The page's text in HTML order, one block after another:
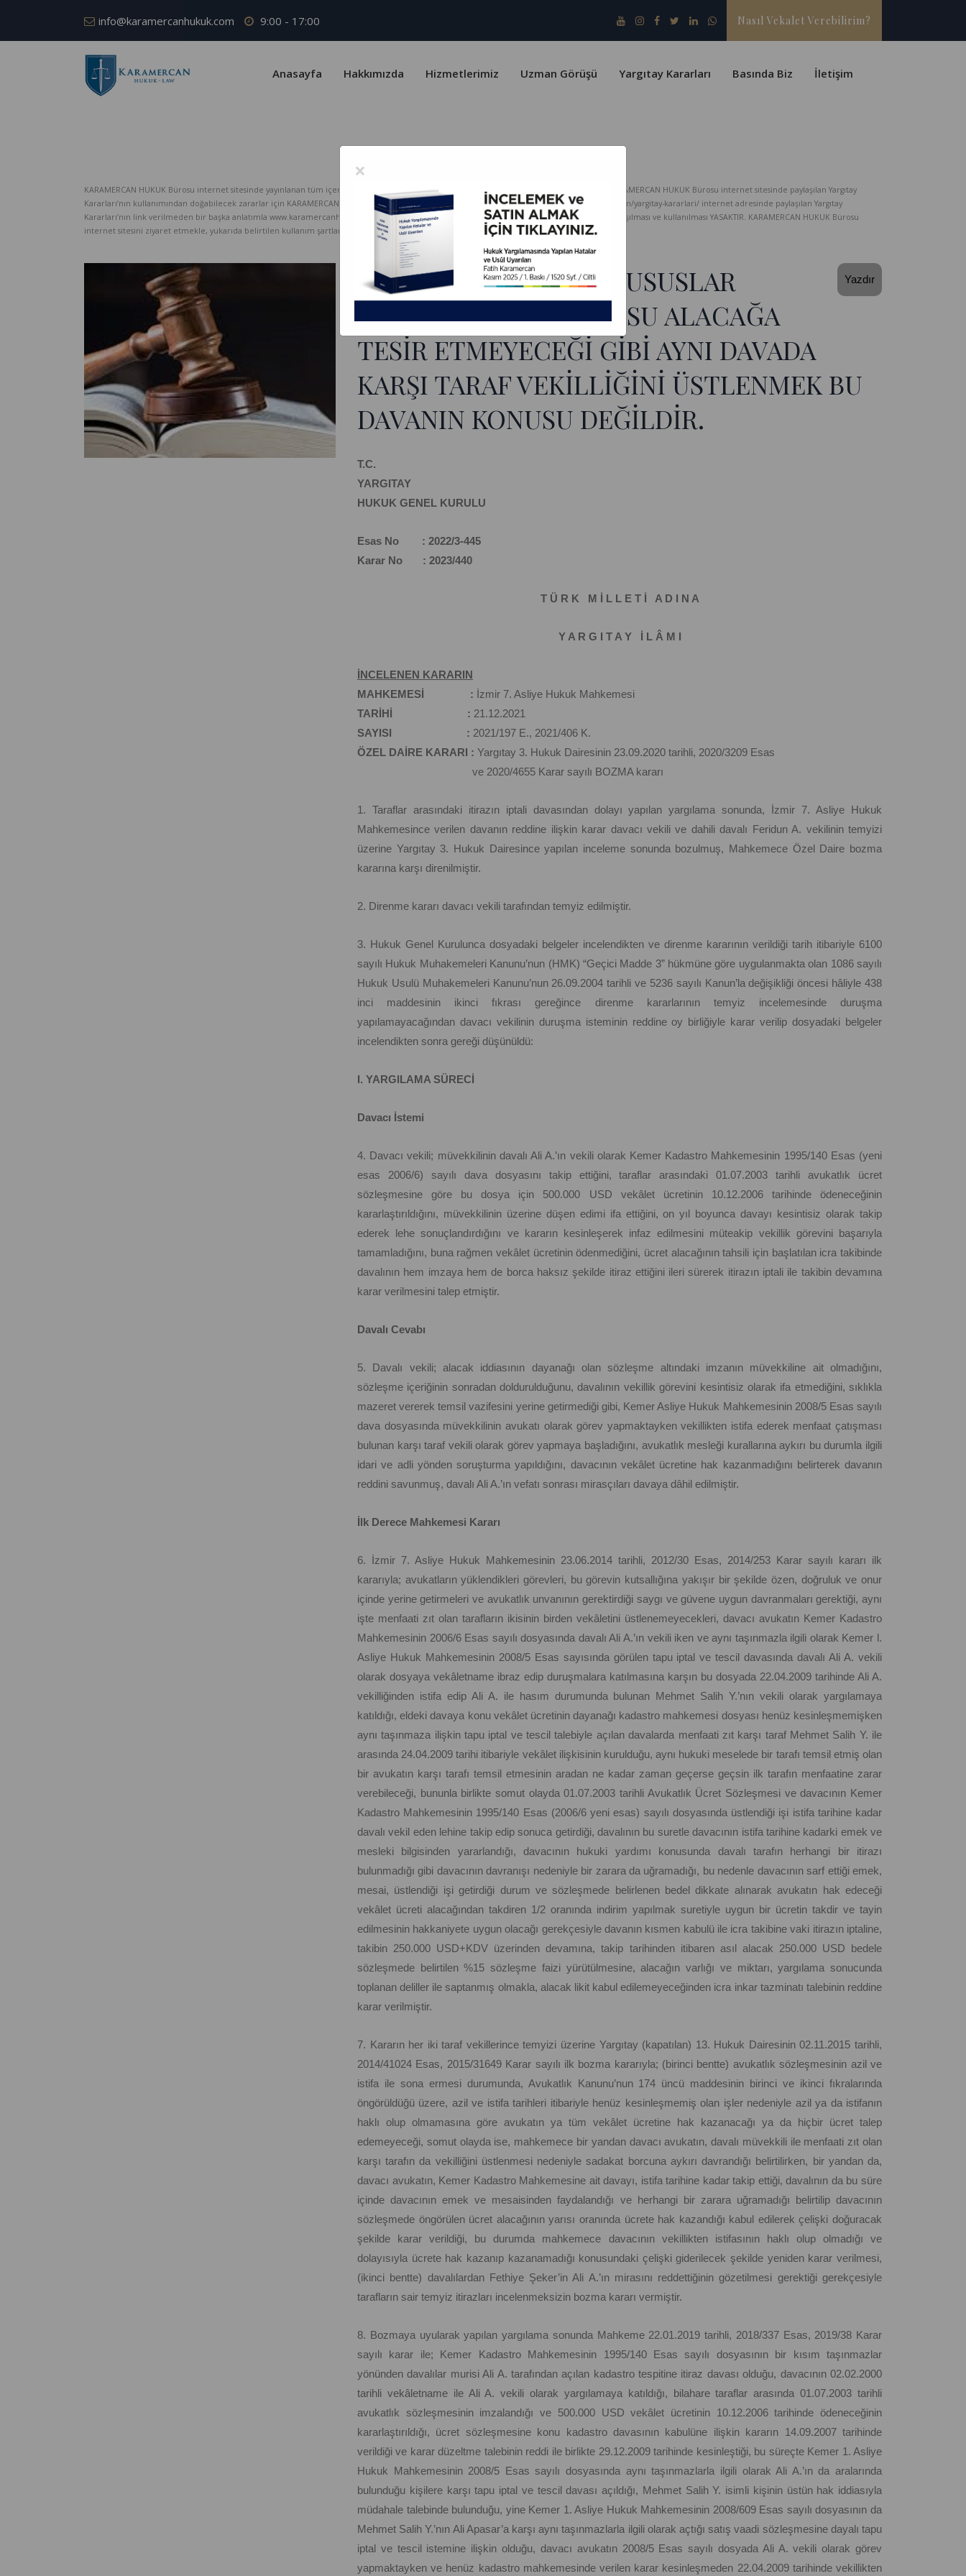
info@karamercanhukuk.com 9:00 - 17:00 Nasıl Vekalet Verebilirim?
Anasayfa Hakkımızda Hizmetlerimiz Uzman Görüşü Yargıtay Kararları Basında Biz İletişim
KARAMERCAN HUKUK Bürosu internet sitesinde yayınlanan tüm içerik telif yasaları ve Türk Patent Enstitüsü kapsamında koruma altındadır. KARAMERCAN HUKUK Bürosu internet sitesinde paylaşılan Yargıtay
Kararları’nın kullanımından doğabilecek zararlar için KARAMERCAN HUKUK Bürosu hiçbir sorumluluk kabul etmez. www.karamercanhukuk.com/yargitay-kararlari/ internet adresinde paylaşılan Yargıtay
Kararları’nın link verilmeden bir başka anlatımla www.karamercanhukuk.com internet adresinden alındığı belirtilmeksizin kopyalanması, paylaşılması ve kullanılması YASAKTIR. KARAMERCAN HUKUK Bürosu
internet sitesini ziyaret etmekle, yukarıda belirtilen kullanım şartlarını kabul etmiş sayılırsınız.
Yazdır
İSTİFADAN SONRAKİ HUSUSLAR
MUACCEL DAVA KONUSU ALACAĞA
TESİR ETMEYECEĞİ GİBİ AYNI DAVADA
KARŞI TARAF VEKİLLİĞİNİ ÜSTLENMEK BU
DAVANIN KONUSU DEĞİLDİR.
T.C.
YARGITAY
HUKUK GENEL KURULU
Esas No : 2022/3-445
Karar No : 2023/440
T Ü R K M İ L L E T İ A D I N A
Y A R G I T A Y İ L Â M I
İNCELENEN KARARIN
MAHKEMESİ : İzmir 7. Asliye Hukuk Mahkemesi
TARİHİ : 21.12.2021
SAYISI : 2021/197 E., 2021/406 K.
ÖZEL DAİRE KARARI : Yargıtay 3. Hukuk Dairesinin 23.09.2020 tarihli, 2020/3209 Esas
ve 2020/4655 Karar sayılı BOZMA kararı
1. Taraflar arasındaki itirazın iptali davasından dolayı yapılan yargılama sonunda, İzmir 7. Asliye Hukuk
Mahkemesince verilen davanın reddine ilişkin karar davacı vekili ve dahili davalı Feridun A. vekilinin temyizi
üzerine Yargıtay 3. Hukuk Dairesince yapılan inceleme sonunda bozulmuş, Mahkemece Özel Daire bozma
kararına karşı direnilmiştir.
2. Direnme kararı davacı vekili tarafından temyiz edilmiştir.
3. Hukuk Genel Kurulunca dosyadaki belgeler incelendikten ve direnme kararının verildiği tarih itibariyle 6100
sayılı Hukuk Muhakemeleri Kanunu’nun (HMK) “Geçici Madde 3” hükmüne göre uygulanmakta olan 1086 sayılı
Hukuk Usulü Muhakemeleri Kanunu’nun 26.09.2004 tarihli ve 5236 sayılı Kanun’la değişikliği öncesi hâliyle 438
inci maddesinin ikinci fıkrası gereğince direnme kararlarının temyiz incelemesinde duruşma
yapılamayacağından davacı vekilinin duruşma isteminin reddine oy birliğiyle karar verilip dosyadaki belgeler
incelendikten sonra gereği düşünüldü:
I. YARGILAMA SÜRECİ
Davacı İstemi
4. Davacı vekili; müvekkilinin davalı Ali A.’ın vekili olarak Kemer Kadastro Mahkemesinin 1995/140 Esas (yeni
esas 2006/6) sayılı dava dosyasını takip ettiğini, taraflar arasındaki 01.07.2003 tarihli avukatlık ücret
sözleşmesine göre bu dosya için 500.000 USD vekâlet ücretinin 10.12.2006 tarihinde ödeneceğinin
kararlaştırıldığını, müvekkilinin üzerine düşen edimi ifa ettiğini, on yıl boyunca davayı kesintisiz olarak takip
ederek lehe sonuçlandırdığını ve kararın kesinleşerek infaz edilmesini müteakip vekillik görevini başarıyla
tamamladığını, buna rağmen vekâlet ücretinin ödenmediğini, ücret alacağının tahsili için başlatılan icra takibinde
davalının hem imzaya hem de borca haksız şekilde itiraz ettiğini ileri sürerek itirazın iptali ile takibin devamına
karar verilmesini talep etmiştir.
Davalı Cevabı
5. Davalı vekili; alacak iddiasının dayanağı olan sözleşme altındaki imzanın müvekkiline ait olmadığını,
sözleşme içeriğinin sonradan doldurulduğunu, davalının vekillik görevini kesintisiz olarak ifa etmediğini, sıklıkla
mazeret vererek temsil vazifesini yerine getirmediği gibi, Kemer Asliye Hukuk Mahkemesinin 2008/5 Esas sayılı
dava dosyasında müvekkilinin avukatı olarak görev yapmaktayken vekillikten istifa ederek menfaat çatışması
bulunan karşı taraf vekili olarak görev yapmaya başladığını, avukatlık mesleği kurallarına aykırı bu durumla ilgili
idari ve adli yönden soruşturma yapıldığını, davacının vekâlet ücretine hak kazanmadığını belirterek davanın
reddini savunmuş, davalı Ali A.’ın vefatı sonrası mirasçıları davaya dâhil edilmiştir.
İlk Derece Mahkemesi Kararı
6. İzmir 7. Asliye Hukuk Mahkemesinin 23.06.2014 tarihli, 2012/30 Esas, 2014/253 Karar sayılı kararı ilk
kararıyla; avukatların yüklendikleri görevleri, bu görevin kutsallığına yakışır bir şekilde özen, doğruluk ve onur
içinde yerine getirmeleri ve avukatlık unvanının gerektirdiği saygı ve güvene uygun davranmaları gerektiği, aynı
işte menfaati zıt olan tarafların ikisinin birden vekâletini üstlenemeyecekleri, davacı avukatın Kemer Kadastro
Mahkemesinin 2006/6 Esas sayılı dosyasında davalı Ali A.’ın vekili iken ve aynı taşınmazla ilgili olarak Kemer l.
Asliye Hukuk Mahkemesinin 2008/5 Esas sayısında görülen tapu iptal ve tescil davasında davalı Ali A. vekili
olarak dosyaya vekâletname ibraz edip duruşmalara katılmasına karşın bu dosyada 22.04.2009 tarihinde Ali A.
vekilliğinden istifa edip Ali A. ile hasım durumunda bulunan Mehmet Salih Y.’nın vekili olarak yargılamaya
katıldığı, eldeki davaya konu vekâlet ücretinin dayanağı kadastro mahkemesi dosyası henüz kesinleşmemişken
aynı taşınmaza ilişkin tapu iptal ve tescil talebiyle açılan davalarda menfaati zıt karşı taraf Mehmet Salih Y. ile
arasında 24.04.2009 tarihi itibariyle vekâlet ilişkisinin kurulduğu, aynı hukuki meselede bir tarafı temsil etmiş olan
bir avukatın karşı tarafı temsil etmesinin aradan ne kadar zaman geçerse geçsin ilk tarafın menfaatine zarar
verebileceği, bununla birlikte somut olayda 01.07.2003 tarihli Avukatlık Ücret Sözleşmesi ve davacının Kemer
Kadastro Mahkemesinin 1995/140 Esas (2006/6 yeni esas) sayılı dosyasında üstlendiği işi istifa tarihine kadar
davalı vekil eden lehine takip edip sonuca getirdiği, davalının bu suretle davacının istifa tarihine kadarki emek ve
mesleki bilgisinden yararlandığı, davacının hukuki yardımı konusunda davalı tarafın herhangi bir itirazı
bulunmadığı gibi davacının davranışı nedeniyle bir zarara da uğramadığı, bu nedenle davacının sarf ettiği emek,
mesai, üstlendiği işi getirdiği durum ve sözleşmede belirlenen bedel dikkate alınarak avukatın hak edeceği
vekâlet ücreti alacağından takdiren 1/2 oranında indirim yapılmak suretiyle uygun bir ücretin takdir ve tayin
edilmesinin hakkaniyete uygun olacağı gerekçesiyle davanın kısmen kabulü ile icra takibine vaki itirazın iptaline,
takibin 250.000 USD+KDV üzerinden devamına, takip tarihinden itibaren asıl alacak 250.000 USD bedele
sözleşmede belirtilen %15 sözleşme faizi yürütülmesine, alacağın varlığı ve miktarı, yargılama sonucunda
toplanan deliller ile saptanmış olmakla, alacak likit kabul edilemeyeceğinden icra inkar tazminatı talebinin reddine
karar verilmiştir.
7. Kararın her iki taraf vekillerince temyizi üzerine Yargıtay (kapatılan) 13. Hukuk Dairesinin 02.11.2015 tarihli,
2014/41024 Esas, 2015/31649 Karar sayılı ilk bozma kararıyla; (birinci bentte) avukatlık sözleşmesinin azil ve
istifa ile sona ermesi durumunda, Avukatlık Kanunu’nun 174 üncü maddesinin birinci ve ikinci fıkralarında
öngörüldüğü üzere, azil ve istifa tarihleri itibariyle henüz kesinleşmemiş olan işler nedeniyle azil ya da istifanın
haklı olup olmamasına göre avukatın ya tüm vekâlet ücretine hak kazanacağı ya da hiçbir ücret talep
edemeyeceği, somut olayda ise, mahkemece bir yandan davacı avukatın, davalı müvekkili ile menfaati zıt olan
karşı tarafın da vekilliğini üstlenmesi nedeniyle sadakat borcuna aykırı davrandığı belirtilirken, bir yandan da,
davacı avukatın, Kemer Kadastro Mahkemesine ait davayı, istifa tarihine kadar takip ettiği, davalının da bu süre
içinde davacının emek ve mesaisinden faydalandığı ve herhangi bir zarara uğramadığı belirtilip davacının
sözleşmede öngörülen ücret alacağının yarısı oranında ücrete hak kazandığı kabul edilerek çelişki doğuracak
şekilde karar verildiği, bu durumda mahkemece davacının vekillikten istifasının haklı olup olmadığı ve
dolayısıyla ücrete hak kazanıp kazanamadığı konusundaki çelişki giderilecek şekilde yeniden karar verilmesi,
(ikinci bentte) davalılardan Fethiye Şeker’in Ali A.’ın mirasını reddettiğinin gözetilmesi gerektiği gerekçesiyle
tarafların sair temyiz itirazları incelenmeksizin bozma kararı vermiştir.
8. Bozmaya uyularak yapılan yargılama sonunda Mahkeme 22.01.2019 tarihli, 2018/337 Esas, 2019/38 Karar
sayılı karar ile; Kemer Kadastro Mahkemesinin 1995/140 Esas sayılı dosyasının bir kısım taşınmazlar
yönünden davalılar murisi Ali A. tarafından açılan kadastro tespitine itiraz davası olduğu, davacının 02.02.2000
tarihli vekâletname ile Ali A. vekili olarak yargılamaya katıldığı, bilahare taraflar arasında 01.07.2003 tarihli
avukatlık sözleşmesinin imzalandığı ve 500.000 USD vekâlet ücretinin 10.12.2006 tarihinde ödeneceğinin
kararlaştırıldığı, ücret sözleşmesine konu kadastro davasının kabulüne ilişkin kararın 14.09.2007 tarihinde
verildiği ve karar düzeltme talebinin reddi ile birlikte 29.12.2009 tarihinde kesinleştiği, bu süreçte Kemer 1. Asliye
Hukuk Mahkemesinin 2008/5 Esas sayılı dosyasında aynı taşınmazlarla ilgili olarak Ali A.’ın da aralarında
bulunduğu kişilere karşı tapu iptal ve tescil davası açıldığı, Mehmet Salih Y. isimli kişinin üstün hak iddiasıyla
müdahale talebinde bulunduğu, yine Kemer 1. Asliye Hukuk Mahkemesinin 2008/609 Esas sayılı dosyasının da
Mehmet Salih Y.’nın Ali Apasar’a karşı aynı taşınmazlarla ilgili olarak açtığı satış vaadi sözleşmesine dayalı tapu
iptal ve tescil istemine ilişkin olduğu, davacı avukatın 2008/5 Esas sayılı dosyada Ali A. vekili olarak görev
yapmaktayken ve henüz kadastro mahkemesinde verilen karar kesinleşmeden 22.04.2009 tarihinde vekillikten
×